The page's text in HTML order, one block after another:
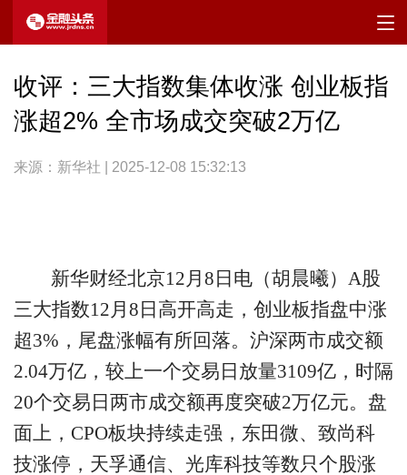
收评：三大指数集体收涨 创业板指
涨超2% 全市场成交突破2万亿
来源：新华社 | 2025-12-08 15:32:13
新华财经北京12月8日电（胡晨曦）A股
三大指数12月8日高开高走，创业板指盘中涨
超3%，尾盘涨幅有所回落。沪深两市成交额
2.04万亿，较上一个交易日放量3109亿，时隔
20个交易日两市成交额再度突破2万亿元。盘
面上，CPO板块持续走强，东田微、致尚科
技涨停，天孚通信、光库科技等数只个股涨